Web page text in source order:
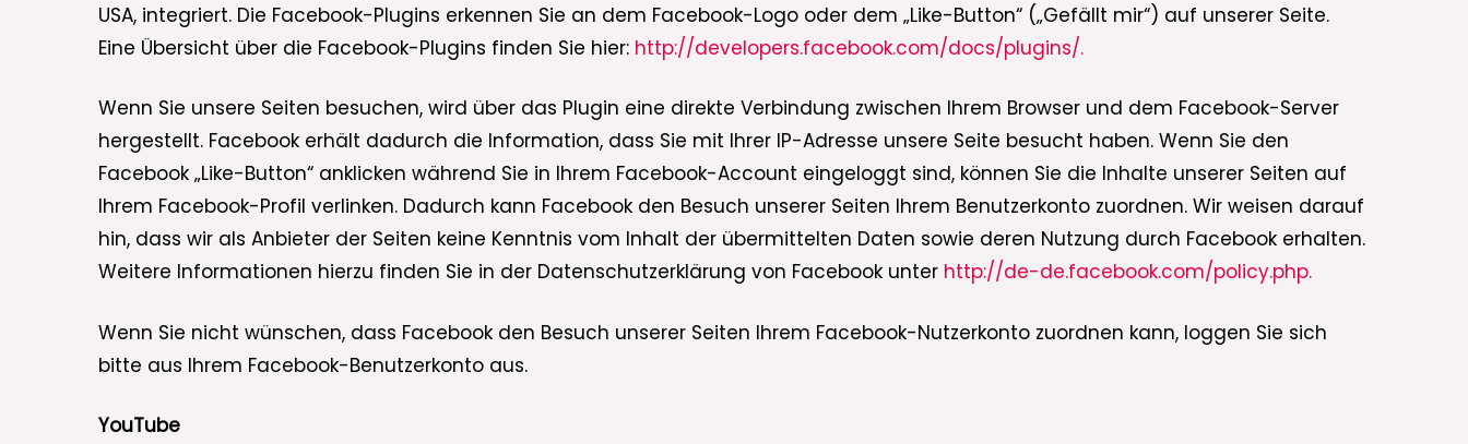
USA, integriert. Die Facebook-Plugins erkennen Sie an dem Facebook-Logo oder dem „Like-Button“ („Gefällt mir“) auf unserer Seite.
Eine Übersicht über die Facebook-Plugins finden Sie hier: http://developers.facebook.com/docs/plugins/.
Wenn Sie unsere Seiten besuchen, wird über das Plugin eine direkte Verbindung zwischen Ihrem Browser und dem Facebook-Server
hergestellt. Facebook erhält dadurch die Information, dass Sie mit Ihrer IP-Adresse unsere Seite besucht haben. Wenn Sie den
Facebook „Like-Button“ anklicken während Sie in Ihrem Facebook-Account eingeloggt sind, können Sie die Inhalte unserer Seiten auf
Ihrem Facebook-Profil verlinken. Dadurch kann Facebook den Besuch unserer Seiten Ihrem Benutzerkonto zuordnen. Wir weisen darauf
hin, dass wir als Anbieter der Seiten keine Kenntnis vom Inhalt der übermittelten Daten sowie deren Nutzung durch Facebook erhalten.
Weitere Informationen hierzu finden Sie in der Datenschutzerklärung von Facebook unter http://de-de.facebook.com/policy.php.
Wenn Sie nicht wünschen, dass Facebook den Besuch unserer Seiten Ihrem Facebook-Nutzerkonto zuordnen kann, loggen Sie sich
bitte aus Ihrem Facebook-Benutzerkonto aus.
YouTube